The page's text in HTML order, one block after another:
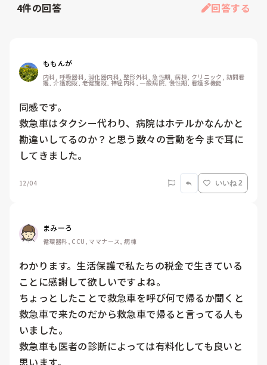
4件の回答 回答する
ももんが
内科, 呼吸器科, 消化器内科, 整形外科, 急性期, 病棟, クリニック, 訪問看
護, 介護施設, 老健施設, 神経内科, 一般病院, 慢性期, 看護多機能
同感です。
救急車はタクシー代わり、病院はホテルかなんかと
勘違いしてるのか？と思う数々の言動を今まで耳に
してきました。
12/04 いいね 2
まみーろ
循環器科, CCU, ママナース, 病棟
わかります。生活保護で私たちの税金で生きている
ことに感謝して欲しいですよね。
ちょっとしたことで救急車を呼び何で帰るか聞くと
救急車で来たのだから救急車で帰ると言ってる人も
いました。
救急車も医者の診断によっては有料化しても良いと